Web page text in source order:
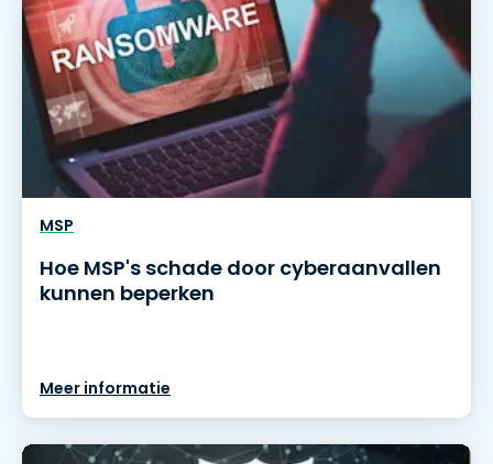
MSP
Hoe MSP's schade door cyberaanvallen
kunnen beperken
Meer informatie